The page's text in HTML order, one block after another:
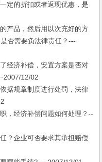
的折扣或者返现优惠，是
品，然后用以次充好的方
否需要负法律责任？---
济补偿，安置方案是否对
2007/12/02
规章制度进行处罚，法律
经济补偿问题如何处理？--
企业可否要求其承担赔偿